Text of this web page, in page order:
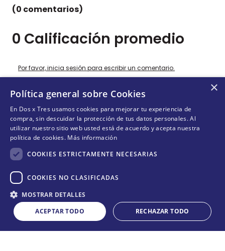
NO DISPONIBLE
0 Calificación promedio
(0 comentarios)
Por favor, inicia sesión para escribir un comentario.
Más reciente Todos
No hay comentarios.
¡DEJANDO HUELLAS! 🐾
Suscríbete y conoce nuestras acciones, campañas y
formas de ayudar a más animalitos que lo necesitan.
×
Política general sobre Cookies
En Dos x Tres usamos cookies para mejorar tu experiencia de
compra, sin descuidar la protección de tus datos personales. Al
utilizar nuestro sitio web usted está de acuerdo y acepta nuestra
política de cookies. Más información
COOKIES ESTRICTAMENTE NECESARIAS
COOKIES NO CLASIFICADAS
MOSTRAR DETALLES
ACEPTAR TODO
RECHAZAR TODO